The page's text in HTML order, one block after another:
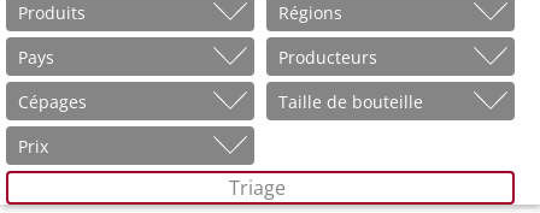
Produits
Régions
Pays
Producteurs
Cépages
Taille de bouteille
Prix
Triage